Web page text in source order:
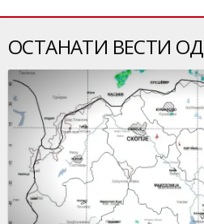
ОСТАНАТИ ВЕСТИ ОД